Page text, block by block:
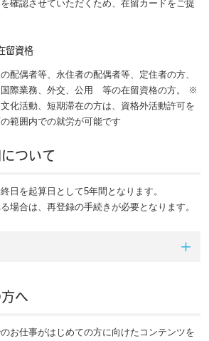
確認させていただくため、在留カードをご提
留資格
配偶者等、永住者の配偶者等、定住者の方、
国際業務、外交、公用 等の在留資格の方。 ※
化活動、短期滞在の方は、資格外活動許可を
範囲内での就労が可能です
ついて
日を起算日として5年間となります。
場合は、再登録の手続きが必要となります。
へ
お仕事がはじめての方に向けたコンテンツを